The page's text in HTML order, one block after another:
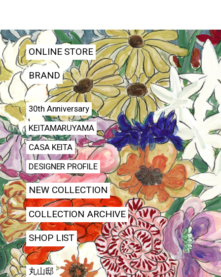
ONLINE STORE
BRAND
30th Anniversary
KEITAMARUYAMA
CASA KEITA
DESIGNER PROFILE
NEW COLLECTION
COLLECTION ARCHIVE
SHOP LIST
丸山邸